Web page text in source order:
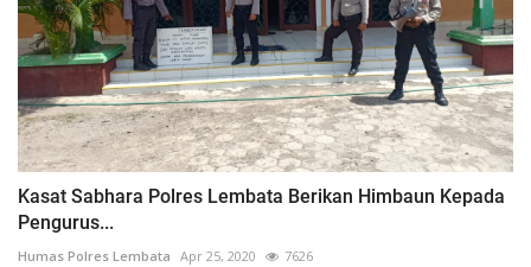
Kasat Sabhara Polres Lembata Berikan Himbaun Kepada
Pengurus...
Humas Polres Lembata Apr 25, 2020 7626